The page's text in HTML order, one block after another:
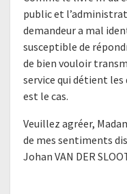
public et
demandeur a mal
susceptible de
de bien vouloir
service qui détient
est le cas.
Veuillez agréer,
de mes sentiments
Johan VAN DER